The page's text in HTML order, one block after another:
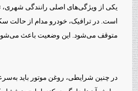
یکی از ویژگی‌های اصلی رانندگی
است. در ترافیک، خودرو مدام از حالت
متوقف می‌شود. این وضعیت باعث می‌شود
در چنین شرایطی، روغن موتور باید